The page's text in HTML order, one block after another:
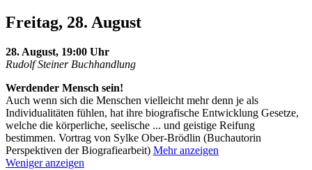
Freitag, 28. August
28. August, 19:00 Uhr
Rudolf Steiner Buchhandlung
Werdender Mensch sein!
Auch wenn sich die Menschen vielleicht mehr denn je als
Individualitäten fühlen, hat ihre biografische Entwicklung Gesetze,
welche die körperliche, seelische ... und geistige Reifung
bestimmen. Vortrag von Sylke Ober-Brödlin (Buchautorin
Perspektiven der Biografiearbeit) Mehr anzeigen
Weniger anzeigen